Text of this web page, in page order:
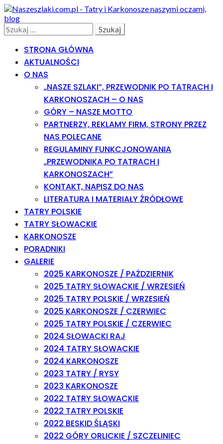
Skip
to
navigation
Skip
to
content
Search
Szukaj:
STRONA GŁÓWNA
AKTUALNOŚCI
O NAS
„NASZE SZLAKI”, PRZEWODNIK PO TATRACH I
KARKONOSZACH – O NAS
GÓRY – NASZE MOTTO
PARTNERZY, REKLAMY FIRM, STRONY PRZEZ
NAS POLECANE
REGULAMINY FUNKCJONOWANIA
„PRZEWODNIKA PO TATRACH I
KARKONOSZACH”
KONTAKT, NAPISZ DO NAS
LITERATURA I MATERIAŁY ŹRÓDŁOWE
TATRY POLSKIE
TATRY SŁOWACKIE
KARKONOSZE
PORADNIKI
GALERIE
2025 KARKONOSZE / PAŻDZIERNIK
2025 TATRY SŁOWACKIE / WRZESIEŃ
2025 TATRY POLSKIE / WRZESIEŃ
2025 KARKONOSZE / CZERWIEC
2025 TATRY POLSKIE / CZERWIEC
2024 SŁOWACKI RAJ
2024 TATRY SŁOWACKIE
2024 KARKONOSZE
2023 TATRY / RYSY
2023 KARKONOSZE
2022 TATRY SŁOWACKIE
2022 TATRY POLSKIE
2022 BESKID ŚLĄSKI
2022 GÓRY ORLICKIE / SZCZELINIEC